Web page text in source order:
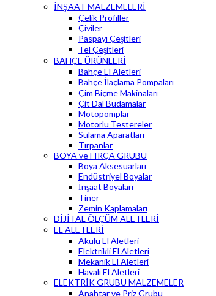
İNŞAAT MALZEMELERİ
Çelik Profiller
Çiviler
Paspayı Çeşitleri
Tel Çeşitleri
BAHÇE ÜRÜNLERİ
Bahçe El Aletleri
Bahçe İlaçlama Pompaları
Çim Biçme Makinaları
Çit Dal Budamalar
Motopomplar
Motorlu Testereler
Sulama Aparatları
Tırpanlar
BOYA ve FIRÇA GRUBU
Boya Aksesuarları
Endüstriyel Boyalar
İnşaat Boyaları
Tiner
Zemin Kaplamaları
DİJİTAL ÖLÇÜM ALETLERİ
EL ALETLERİ
Akülü El Aletleri
Elektrikli El Aletleri
Mekanik El Aletleri
Havalı El Aletleri
ELEKTRİK GRUBU MALZEMELER
Anahtar ve Priz Grubu